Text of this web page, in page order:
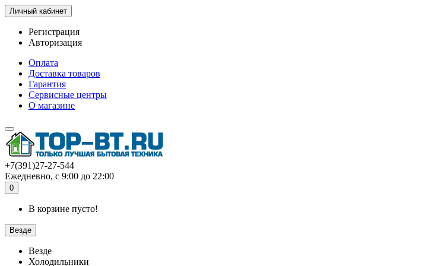
Личный кабинет
Регистрация
Авторизация
Оплата
Доставка товаров
Гарантия
Сервисные центры
О магазине
+7(391)27-27-544
Ежедневно, с 9:00 до 22:00
0
В корзине пусто!
Везде
Везде
Холодильники